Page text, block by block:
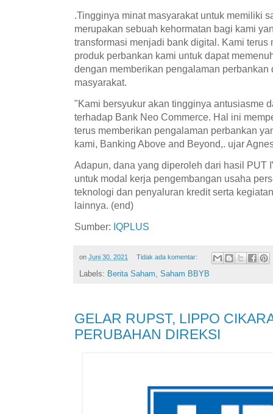
.Tingginya minat masyarakat untuk memiliki
merupakan sebuah kehormatan bagi kami
transformasi menjadi bank digital. Kami
produk perbankan kami untuk dapat
dengan memberikan pengalaman
masyarakat.
"Kami bersyukur akan tingginya antusiasme
terhadap Bank Neo Commerce. Hal ini
terus memberikan pengalaman perbankan
kami, Banking Above and Beyond,. ujar
Adapun, dana yang diperoleh dari hasil PUT
untuk modal kerja pengembangan usaha
teknologi dan penyaluran kredit serta
lainnya. (end)
Sumber: IQPLUS
on Juni 30, 2021 Tidak ada komentar:
Labels: Berita Saham Saham BBYB
GELAR RUPST, LIPPO
PERUBAHAN DIREKSI